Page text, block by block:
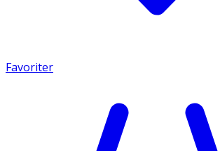
Favoriter